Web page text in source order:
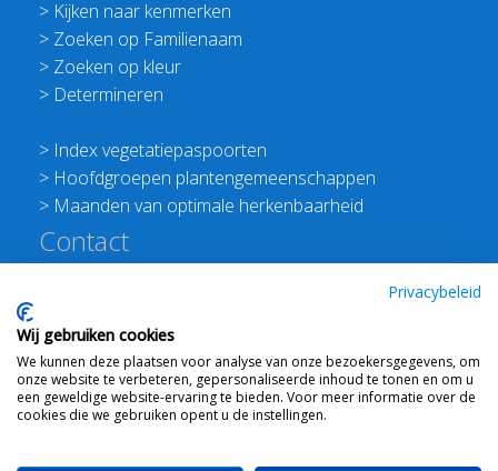
> Kijken naar kenmerken
> Zoeken op Familienaam
> Zoeken op kleur
> Determineren
> Index vegetatiepaspoorten
> Hoofdgroepen plantengemeenschappen
> Maanden van optimale herkenbaarheid
Contact
E:info@floravannederland.nl
Plein 1992 70F 6221JP Maastricht
T: 06 41237586
KVK: 76114821 btw: NL860512289B01
Privacybeleid
Wij gebruiken cookies
We kunnen deze plaatsen voor analyse van onze bezoekersgegevens, om
onze website te verbeteren, gepersonaliseerde inhoud te tonen en om u
een geweldige website-ervaring te bieden. Voor meer informatie over de
cookies die we gebruiken opent u de instellingen.